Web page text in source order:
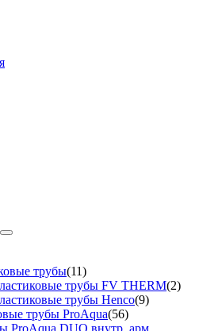
трубы(11)
трубы FV THERM(2)
трубы Henco(9)
трубы ProAqua(56)
ProAqua DUO внутр. арм.